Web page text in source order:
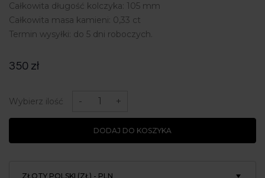
Całkowita długość kolczyka: 105 mm
Całkowita masa kamieni: 0,33 ct
Termin wysyłki: do 5 dni roboczych.
350 zł
Wybierz ilość
Topazem
Swiss
- +
DODAJ DO KOSZYKA
ZŁOTY POLSKI (ZŁ) - PLN